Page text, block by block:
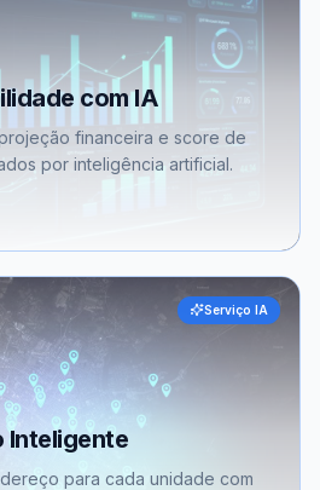
com IA
financeira e score de
por inteligência artificial.
Serviço IA
Inteligente
para cada unidade com